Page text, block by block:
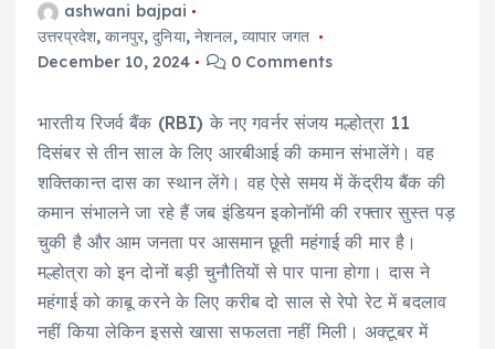
ashwani bajpai
उत्तरप्रदेश,कानपुर,दुनिया, नेशनल, व्यापार जगत
December 10, 2024
0 Comments
भारतीय रिजर्व बैंक (RBI) के नए गवर्नर संजय मल्होत्रा 11
दिसंबर से तीन साल के लिए आरबीआई की कमान संभालेंगे। वह
शक्तिकान्त दास का स्थान लेंगे। वह ऐसे समय में केंद्रीय बैंक की
कमान संभालने जा रहे हैं जब इंडियन इकोनॉमी की रफ्तार सुस्त पड़
चुकी है और आम जनता पर आसमान छूती महंगाई की मार है।
मल्होत्रा को इन दोनों बड़ी चुनौतियों से पार पाना होगा। दास ने
महंगाई को काबू करने के लिए करीब दो साल से रेपो रेट में बदलाव
नहीं किया लेकिन इससे खासा सफलता नहीं मिली। अक्टूबर में